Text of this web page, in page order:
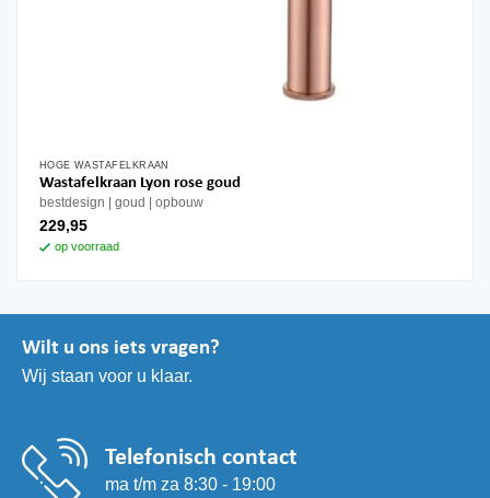
HOGE WASTAFELKRAAN
Wastafelkraan Lyon rose goud
bestdesign goud opbouw
229,95
op voorraad
Wilt u ons iets vragen?
Wij staan voor u klaar.
Telefonisch contact
ma t/m za 8:30 - 19:00